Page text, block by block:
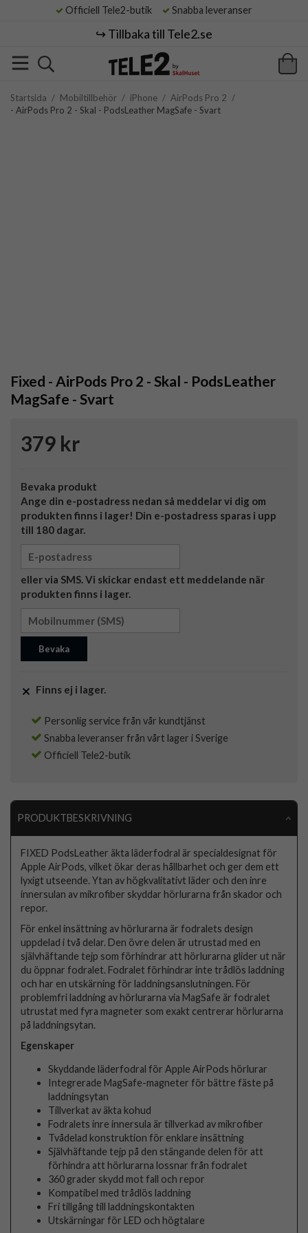
Officiell Tele2-butik Snabba leveranser
↪️ Tillbaka till Tele2.se
Startsida / Mobiltillbehör / iPhone / AirPods Pro 2 /
- AirPods Pro 2 - Skal - PodsLeather MagSafe - Svart
Fixed - AirPods Pro 2 - Skal - PodsLeather
MagSafe - Svart
379 kr
Bevaka produkt
Ange din e-postadress nedan så meddelar vi dig om
produkten finns i lager! Din e-postadress sparas i upp
till 180 dagar.
eller via SMS. Vi skickar endast ett meddelande när
produkten finns i lager.
Bevaka
Finns ej i lager.
Personlig service från vår kundtjänst
Snabba leveranser från vårt lager i Sverige
Officiell Tele2-butik
PRODUKTBESKRIVNING
FIXED PodsLeather äkta läderfodral är specialdesignat för
Apple AirPods, vilket ökar deras hållbarhet och ger dem ett
lyxigt utseende. Ytan av högkvalitativt läder och den inre
innersulan av mikrofiber skyddar hörlurarna från skador och
repor.
För enkel insättning av hörlurarna är fodralets design
uppdelad i två delar. Den övre delen är utrustad med en
självhäftande tejp som förhindrar att hörlurarna glider ut när
du öppnar fodralet. Fodralet förhindrar inte trådlös laddning
och har en utskärning för laddningsanslutningen. För
problemfri laddning av hörlurarna via MagSafe är fodralet
utrustat med fyra magneter som exakt centrerar hörlurarna
på laddningsytan.
Egenskaper
Skyddande läderfodral för Apple AirPods hörlurar
Integrerade MagSafe-magneter för bättre fäste på
laddningsytan
Tillverkat av äkta kohud
Fodralets inre innersula är tillverkad av mikrofiber
Tvådelad konstruktion för enklare insättning
Självhäftande tejp på den stängande delen för att
förhindra att hörlurarna lossnar från fodralet
360 grader skydd mot fall och repor
Kompatibel med trådlös laddning
Fri tillgång till laddningskontakten
Utskärningar för LED och högtalare